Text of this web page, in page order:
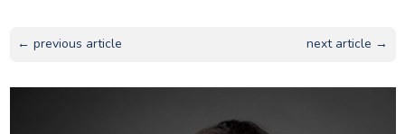
← previous article next article →